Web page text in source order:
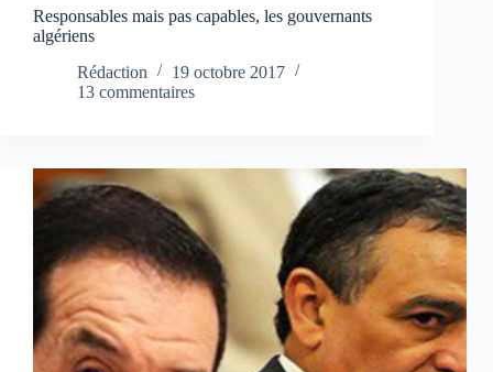
Responsables mais pas capables, les gouvernants
algériens
Rédaction
19 octobre 2017
13 commentaires